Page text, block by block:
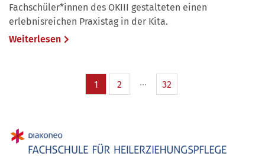
Fachschüler*innen des OKIII gestalteten einen
erlebnisreichen Praxistag in der Kita.
Weiterlesen
1 2 32